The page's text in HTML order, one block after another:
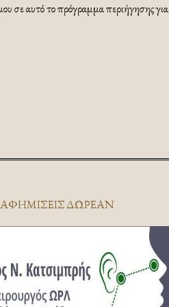
σε αυτό το πρόγραμμα περιήγησης για
ΔΩΡΕΆΝ